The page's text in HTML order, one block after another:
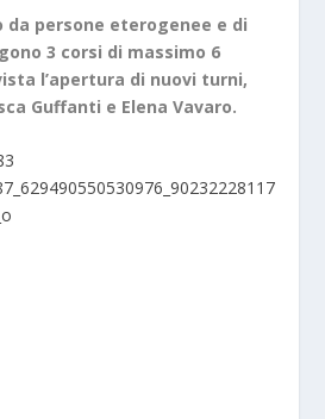
persone eterogenee e di
3 corsi di massimo 6
l’apertura di nuovi turni,
Guffanti e Elena Vavaro.